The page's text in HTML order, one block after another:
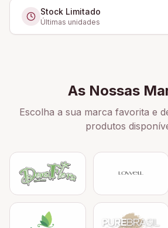
Stock Limitado
Últimas unidades
As Nossas
Escolha a sua marca favorita e
produtos